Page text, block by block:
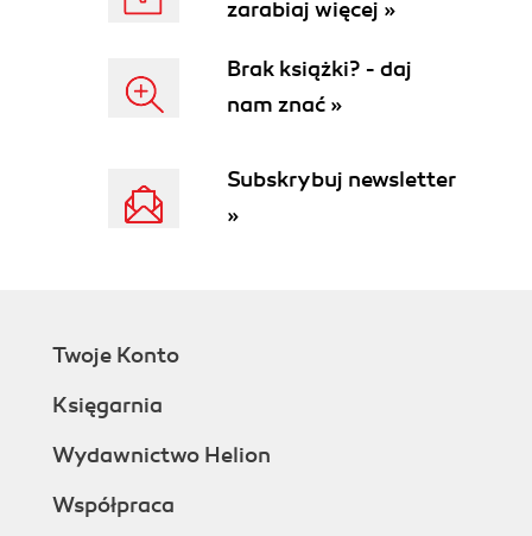
zarabiaj więcej »
Brak książki? - daj
nam znać »
Subskrybuj newsletter
»
Twoje Konto
Księgarnia
Wydawnictwo Helion
Współpraca